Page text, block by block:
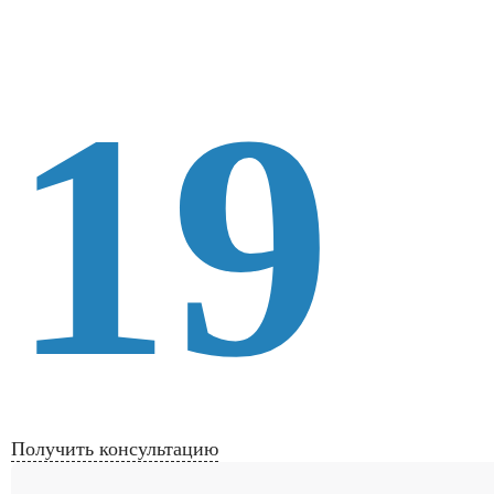
19
Получить консультацию